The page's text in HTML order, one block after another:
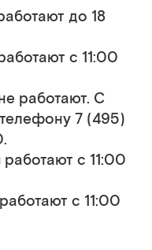
до 18
с 11:00
работают. С
7 (495)
с 11:00
с 11:00